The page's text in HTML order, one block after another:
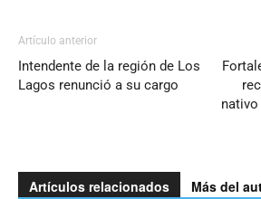
Artículo anterior
Intendente de la región de Los
Lagos renunció a su cargo
nativo
Artículos relacionados Más del